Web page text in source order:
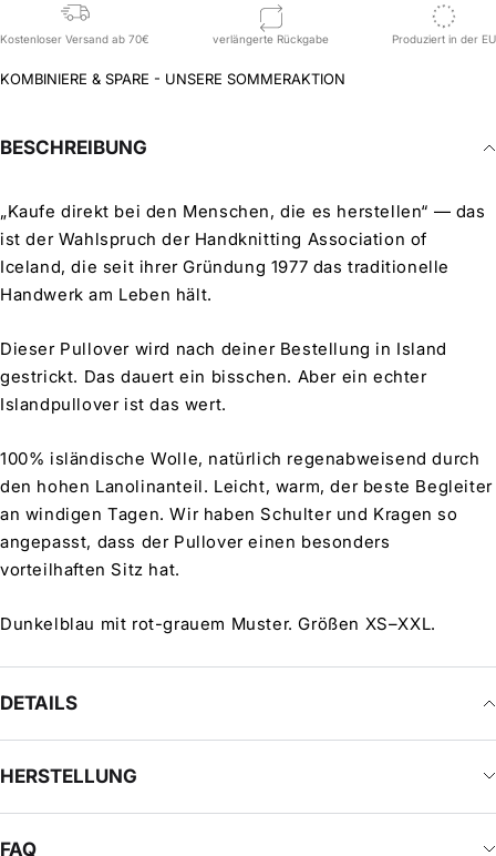
Kostenloser Versand ab 70€ verlängerte Rückgabe Produziert in der EU
KOMBINIERE & SPARE - UNSERE SOMMERAKTION
BESCHREIBUNG
„Kaufe direkt bei den Menschen, die es herstellen“ — das
ist der Wahlspruch der Handknitting Association of
Iceland, die seit ihrer Gründung 1977 das traditionelle
Handwerk am Leben hält.
Dieser Pullover wird nach deiner Bestellung in Island
gestrickt. Das dauert ein bisschen. Aber ein echter
Islandpullover ist das wert.
100% isländische Wolle, natürlich regenabweisend durch
den hohen Lanolinanteil. Leicht, warm, der beste Begleiter
an windigen Tagen. Wir haben Schulter und Kragen so
angepasst, dass der Pullover einen besonders
vorteilhaften Sitz hat.
Dunkelblau mit rot-grauem Muster. Größen XS–XXL.
DETAILS
HERSTELLUNG
FAQ